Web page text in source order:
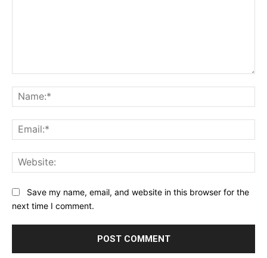
Save my name, email, and website in this browser for the
next time I comment.